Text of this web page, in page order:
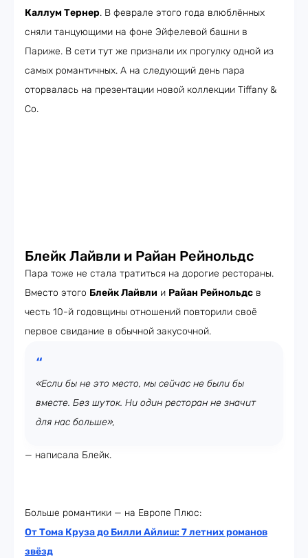
Каллум Тернер. В феврале этого года влюблённых
сняли танцующими на фоне Эйфелевой башни в
Париже. В сети тут же признали их прогулку одной из
самых романтичных. А на следующий день пара
оторвалась на презентации новой коллекции Tiffany &
Co.
Блейк Лайвли и Райан Рейнольдс
Пара тоже не стала тратиться на дорогие рестораны.
Вместо этого Блейк Лайвли и Райан Рейнольдс в
честь 10-й годовщины отношений повторили своё
первое свидание в обычной закусочной.
«Если бы не это место, мы сейчас не были бы
вместе. Без шуток. Ни один ресторан не значит
для нас больше»,
— написала Блейк.
Больше романтики — на Европе Плюс:
От Тома Круза до Билли Айлиш: 7 летних романов
звёзд